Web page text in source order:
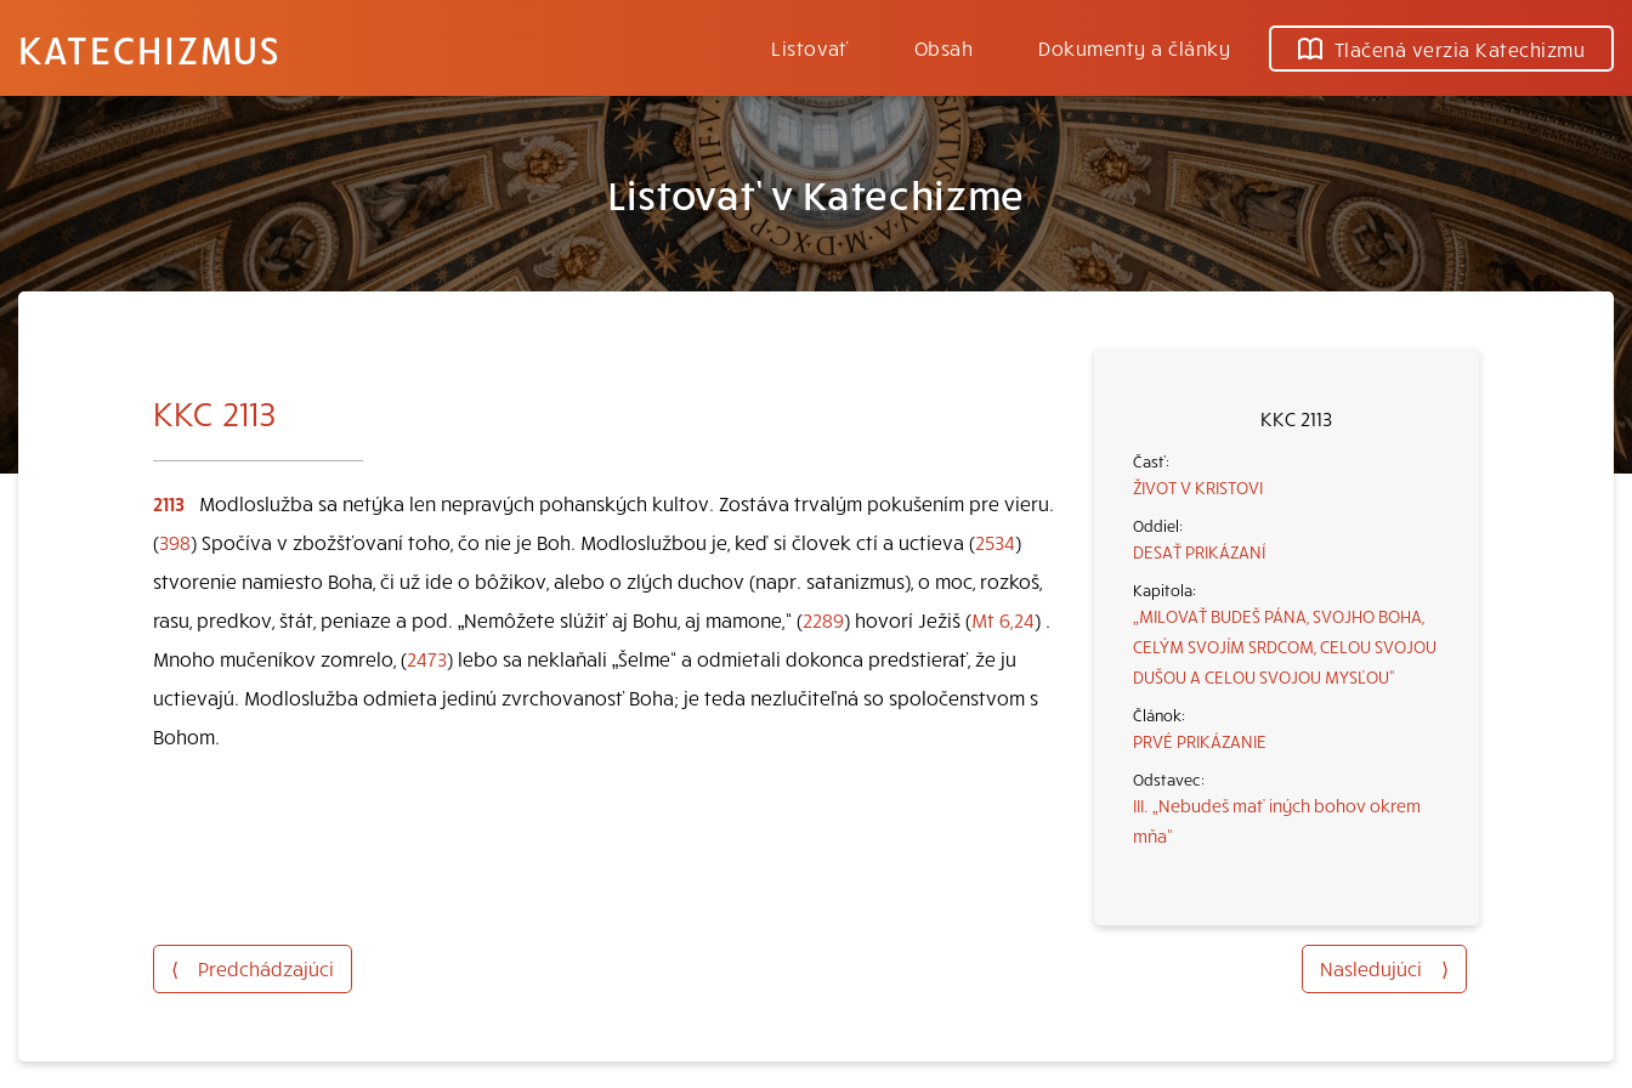
KATECHIZMUS Listovať Obsah Dokumenty a články Tlačená verzia Katechizmu
Listovať v Katechizme
KKC 2113
ŽIVOT V KRISTOVI
DESAŤ PRIKÁZANÍ
„MILOVAŤ BUDEŠ PÁNA, SVOJHO BOHA,
CELÝM SVOJÍM SRDCOM, CELOU SVOJOU
DUŠOU A CELOU SVOJOU MYSĽOU“
PRVÉ PRIKÁZANIE
III. „Nebudeš mať iných bohov okrem
mňa“
KKC 2113
2113
Modloslužba sa netýka len nepravých pohanských kultov. Zostáva trvalým pokušením pre vieru.
(398) Spočíva v zbožšťovaní toho, čo nie je Boh. Modloslužbou je, keď si človek ctí a uctieva (2534)
stvorenie namiesto Boha, či už ide o bôžikov, alebo o zlých duchov (napr. satanizmus), o moc, rozkoš,
rasu, predkov, štát, peniaze a pod. „Nemôžete slúžiť aj Bohu, aj mamone,“ (2289) hovorí Ježiš (Mt 6,24) .
Mnoho mučeníkov zomrelo, (2473) lebo sa neklaňali „Šelme“ a odmietali dokonca predstierať, že ju
uctievajú. Modloslužba odmieta jedinú zvrchovanosť Boha; je teda nezlučiteľná so spoločenstvom s
Bohom.
⟨ Predchádzajúci Nasledujúci ⟩